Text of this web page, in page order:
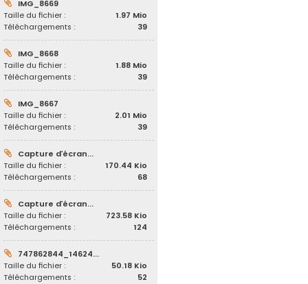
IMG_8669
Taille du fichier :
1.97 Mio
Téléchargements :
39
IMG_8668
Taille du fichier :
1.88 Mio
Téléchargements :
39
IMG_8667
Taille du fichier :
2.01 Mio
Téléchargements :
39
Capture d’écran...
Taille du fichier :
170.44 Kio
Téléchargements :
68
Capture d’écran...
Taille du fichier :
723.58 Kio
Téléchargements :
124
747862844_14624...
Taille du fichier :
50.18 Kio
Téléchargements :
52